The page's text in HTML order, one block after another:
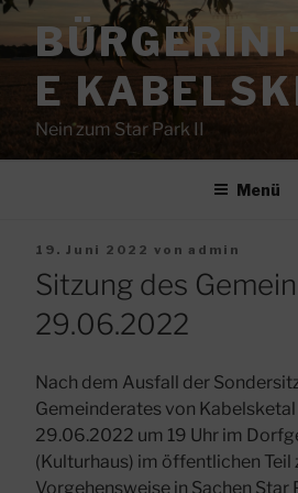
Zum
springen
E
Nein zum Star Park II
Menü
Veröffentlicht
am
19. Juni 2022 von admin
Sitzung des
29.06.2022
Nach dem Ausfall der
Gemeinderates von Kabelsketal
29.06.2022 um 19 Uhr im
(Kulturhaus) im öffentlichen Teil
Vorgehensweise in Sachen Star